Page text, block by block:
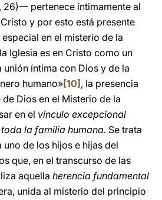
26)— pertenece íntimamente al
y por esto está presente
en el misterio de la
Iglesia es en Cristo como un
unión íntima con Dios y de la
humano»[10] , la presencia
Dios en el Misterio de la
en el vínculo excepcional
la familia humana. Se trata
de los hijos e hijas del
que, en el transcurso de las
aquella herencia fundamental
unida al misterio del principio